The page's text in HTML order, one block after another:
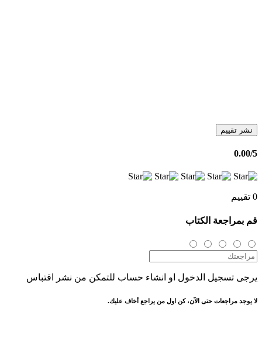
نشر تقييم
0.00/5
0 تقييم
قم بمراجعة الكتاب
يرجى تسجيل الدخول او انشاء حساب للتمكن من نشر اقتباس
لا يوجد مراجعات حتى الآن، كن اول من يراجع أخاف عليك.